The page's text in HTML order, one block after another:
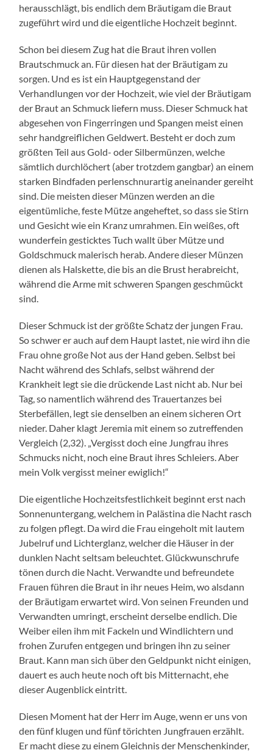
herausschlägt, bis endlich dem Bräutigam die Braut
zugeführt wird und die eigentliche Hochzeit beginnt.
Schon bei diesem Zug hat die Braut ihren vollen
Brautschmuck an. Für diesen hat der Bräutigam zu
sorgen. Und es ist ein Hauptgegenstand der
Verhandlungen vor der Hochzeit, wie viel der Bräutigam
der Braut an Schmuck liefern muss. Dieser Schmuck hat
abgesehen von Fingerringen und Spangen meist einen
sehr handgreiflichen Geldwert. Besteht er doch zum
größten Teil aus Gold- oder Silbermünzen, welche
sämtlich durchlöchert (aber trotzdem gangbar) an einem
starken Bindfaden perlenschnurartig aneinander gereiht
sind. Die meisten dieser Münzen werden an die
eigentümliche, feste Mütze angeheftet, so dass sie Stirn
und Gesicht wie ein Kranz umrahmen. Ein weißes, oft
wunderfein gesticktes Tuch wallt über Mütze und
Goldschmuck malerisch herab. Andere dieser Münzen
dienen als Halskette, die bis an die Brust herabreicht,
während die Arme mit schweren Spangen geschmückt
sind.
Dieser Schmuck ist der größte Schatz der jungen Frau.
So schwer er auch auf dem Haupt lastet, nie wird ihn die
Frau ohne große Not aus der Hand geben. Selbst bei
Nacht während des Schlafs, selbst während der
Krankheit legt sie die drückende Last nicht ab. Nur bei
Tag, so namentlich während des Trauertanzes bei
Sterbefällen, legt sie denselben an einem sicheren Ort
nieder. Daher klagt Jeremia mit einem so zutreffenden
Vergleich (2,32). „Vergisst doch eine Jungfrau ihres
Schmucks nicht, noch eine Braut ihres Schleiers. Aber
mein Volk vergisst meiner ewiglich!“
Die eigentliche Hochzeitsfestlichkeit beginnt erst nach
Sonnenuntergang, welchem in Palästina die Nacht rasch
zu folgen pflegt. Da wird die Frau eingeholt mit lautem
Jubelruf und Lichterglanz, welcher die Häuser in der
dunklen Nacht seltsam beleuchtet. Glückwunschrufe
tönen durch die Nacht. Verwandte und befreundete
Frauen führen die Braut in ihr neues Heim, wo alsdann
der Bräutigam erwartet wird. Von seinen Freunden und
Verwandten umringt, erscheint derselbe endlich. Die
Weiber eilen ihm mit Fackeln und Windlichtern und
frohen Zurufen entgegen und bringen ihn zu seiner
Braut. Kann man sich über den Geldpunkt nicht einigen,
dauert es auch heute noch oft bis Mitternacht, ehe
dieser Augenblick eintritt.
Diesen Moment hat der Herr im Auge, wenn er uns von
den fünf klugen und fünf törichten Jungfrauen erzählt.
Er macht diese zu einem Gleichnis der Menschenkinder,